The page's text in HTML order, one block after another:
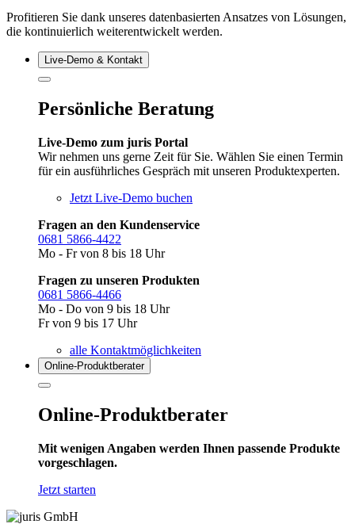
Profitieren Sie dank unseres datenbasierten Ansatzes von Lösungen,
die kontinuierlich weiterentwickelt werden.
Live‑Demo & Kontakt
Persönliche Beratung
Live-Demo zum juris Portal
Wir nehmen uns gerne Zeit für Sie. Wählen Sie einen Termin
für ein ausführliches Gespräch mit unseren Produktexperten.
Jetzt Live-Demo buchen
Fragen an den Kundenservice
0681 5866-4422
Mo - Fr von 8 bis 18 Uhr
Fragen zu unseren Produkten
0681 5866-4466
Mo - Do von 9 bis 18 Uhr
Fr von 9 bis 17 Uhr
alle Kontaktmöglichkeiten
Online-Produkt­berater
Online-Produktberater
Mit wenigen Angaben werden Ihnen passende Produkte
vorgeschlagen.
Jetzt starten